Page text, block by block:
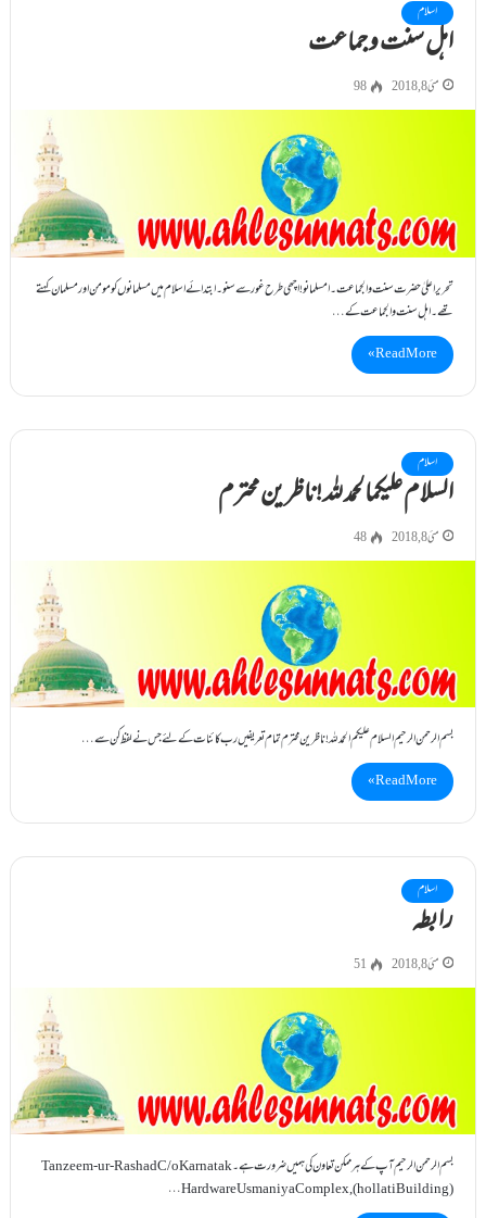
اسلام
اہل سنت و جماعت
مئی 8, 2018 98
تحریراعلیٰ حضرت سنت والجماعت ۔امسلمانو! اچھی طرح غورسے سنو۔ ابتدائے اسلام میں مسلمانوں کومومن اورمسلمان کہتے
تھے۔اہل سنت والجماعت کے…
Read More »
اسلام
السلام علیکمالحمد للہ !ناظرین محترم
مئی 8, 2018 48
بسم الرحمن الرحیم السلام علیکم الحمد للہ !ناظرین محترم تمام تعریفیں رب کائنات کے لئے جس نے لفظ کن سے…
Read More »
اسلام
رابطہ
مئی 8, 2018 51
بسم الرحمن الرحیم آپ کے ہر ممکن تعاون کی ہمیں ضرورت ہے۔ Tanzeem-ur-Rashad C/o Karnatak
Hardware Usmaniya Complex, (hollati Building)…